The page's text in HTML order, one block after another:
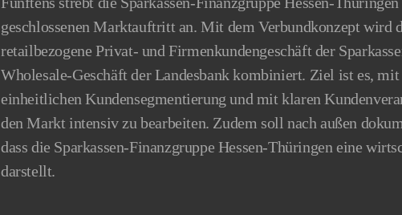
geschlossenen Marktauftritt an. Mit dem Verbundkonzept wird
retailbezogene Privat- und Firmenkundengeschäft der
Wholesale-Geschäft der Landesbank kombiniert. Ziel ist es,
einheitlichen Kundensegmentierung und mit klaren
den Markt intensiv zu bearbeiten. Zudem soll nach außen
dass die Sparkassen-Finanzgruppe Hessen-Thüringen eine
darstellt.